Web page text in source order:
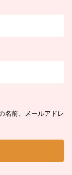
名前、メールアドレ